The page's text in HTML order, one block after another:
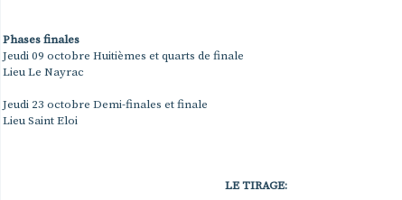
Phases finales
Jeudi 09 octobre Huitièmes et quarts de finale
Lieu Le Nayrac
Jeudi 23 octobre Demi-finales et finale
Lieu Saint Eloi
LE TIRAGE: